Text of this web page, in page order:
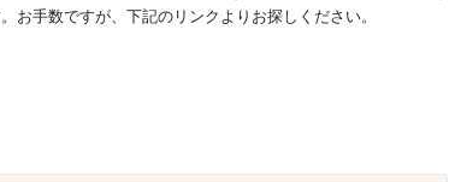
お手数ですが、下記のリンクよりお探しください。